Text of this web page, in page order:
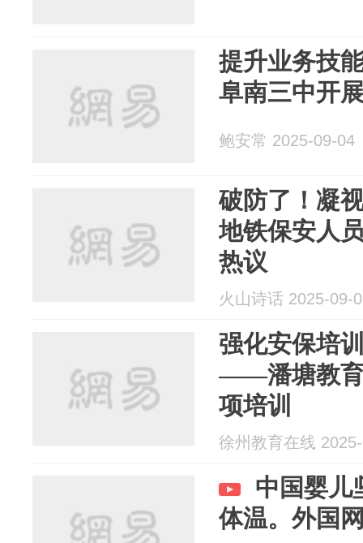
提升业务技
阜南三中开
鲍安常 2025-09-04
破防了！凝
地铁保安人
热议
火山诗话 2025-09-
强化安保培
——潘塘教育
项培训
徐州教育在线
中国婴儿
体温。外国